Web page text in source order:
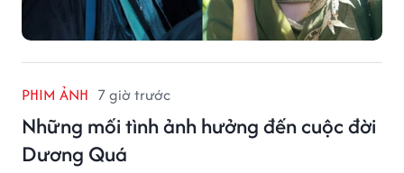
PHIM ẢNH 7 giờ trước
Những mối tình ảnh hưởng đến cuộc đời
Dương Quá